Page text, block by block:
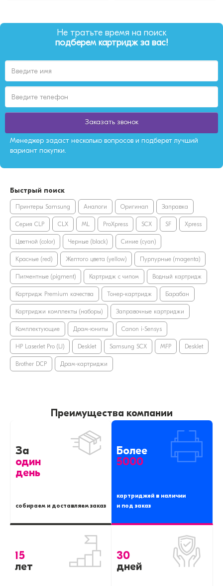
Не тратьте время на поиск
подберем картридж за вас!
Заказать звонок
Менеджер задаст несколько вопросов и подберет лучший
вариант покупки.
Быстрый поиск
Принтеры Samsung Аналоги Оригинал Заправка
Серия CLP CLX ML ProXpress SCX SF Xpress
Цветной (color) Черные (black) Синие (cyan)
Красные (red) Желтого цвета (yellow) Пурпурные (magenta)
Пигментные (pigment) Картридж с чипом Водный картридж
Картридж Premium качества Тонер-картридж Барабан
Картриджи комплекты (наборы) Заправочные картриджи
Комплектующие Драм-юниты Canon i-Sensys
HP LaserJet Pro (LJ) DeskJet Samsung SCX MFP DeskJet
Brother DCP Драм-картриджи
Преимущества компании
За
один
день
собираем и доставляем заказ
Более
5000
картриджей в наличии
и под заказ
15
лет
30
дней